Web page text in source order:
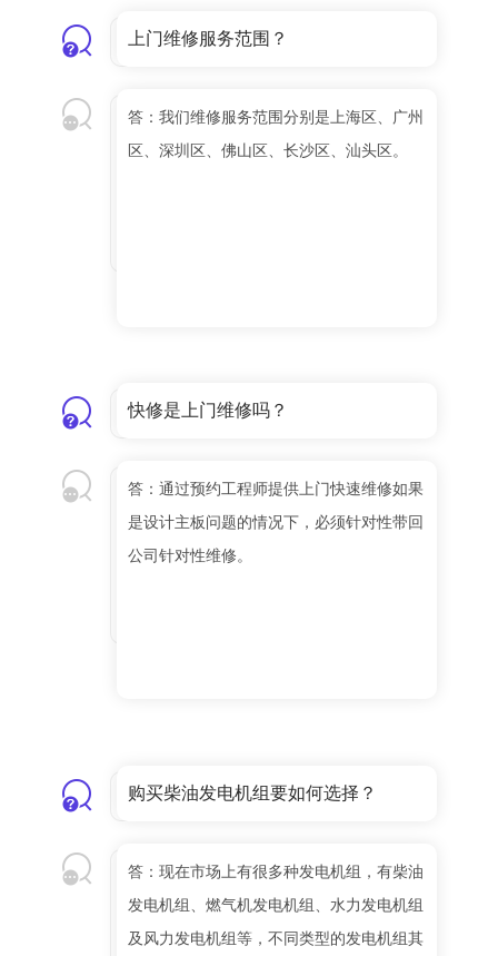
上门维修服务范围？
答：我们维修服务范围分别是上海区、广州
区、深圳区、佛山区、长沙区、汕头区。
快修是上门维修吗？
答：通过预约工程师提供上门快速维修如果
是设计主板问题的情况下，必须针对性带回
公司针对性维修。
购买柴油发电机组要如何选择？
答：现在市场上有很多种发电机组，有柴油
发电机组、燃气机发电机组、水力发电机组
及风力发电机组等，不同类型的发电机组其